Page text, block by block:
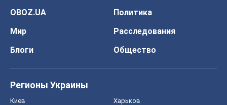
OBOZ.UA
Политика
Мир
Расследования
Блоги
Общество
Регионы Украины
Киев Харьков